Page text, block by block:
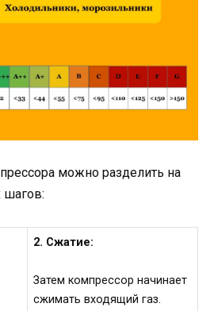
можно разделить на
шагов:
2. Сжатие:
Затем компрессор начинает
сжимать входящий газ.